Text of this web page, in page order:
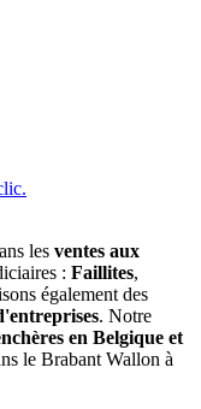
les ventes aux
: Faillites,
également des
. Notre
en Belgique et
le Brabant Wallon à